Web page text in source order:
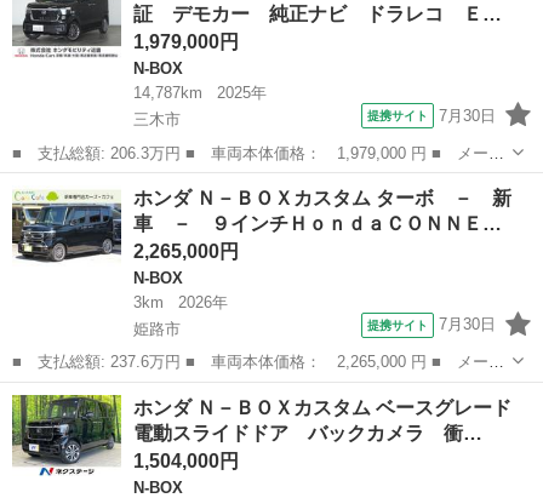
ＴＣ 地デジ...
証 デモカー 純正ナビ ドラレコ Ｅ…
1,979,000円
N-BOX
14,787km
2025年
三木市
提携サイト 7月30日
■ 支払総額: 206.3万円 ■ 車両本体価格： 1,979,000 円 ■ メーカ
ー名： ホンダ ■ 車種名： Ｎ－ＢＯＸカスタム ■ グレード
名： ターボ ２年保証 デモカー 純正ナビ ドラレコ ＥＴＣ
バックカメラ...
兵庫 N-BOX
ホンダ Ｎ－ＢＯＸカスタム ターボ － 新
車 － ９インチＨｏｎｄａＣＯＮＮＥ…
2,265,000円
N-BOX
3km
2026年
姫路市
提携サイト 7月30日
■ 支払総額: 237.6万円 ■ 車両本体価格： 2,265,000 円 ■ メーカ
ー名： ホンダ ■ 車種名： Ｎ－ＢＯＸカスタム ■ グレード
名： ターボ － 新車 － ９インチＨｏｎｄａＣＯＮＮＥＣＴナ
ビ＆フルセグ...
兵庫 姫路市 N-BOX
ホンダ Ｎ－ＢＯＸカスタム ベースグレード
電動スライドドア バックカメラ 衝…
1,504,000円
N-BOX